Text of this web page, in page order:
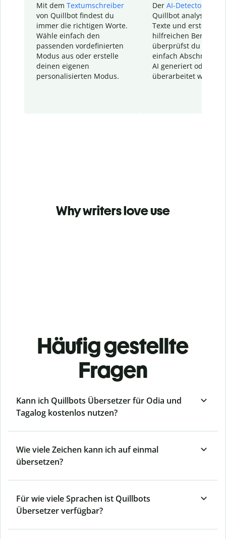
Mit dem Textumschreiber
von Quillbot findest du
immer die richtigen Worte.
Wähle einfach den
passenden vordefinierten
Modus aus oder erstelle
deinen eigenen
personalisierten Modus.
Der AI-Detector
Quillbot analysiert
Texte und erstellt
hilfreichen Bericht.
überprüfst du
einfach Abschnitte,
AI generiert oder
überarbeitet wurden.
Why writers love use
Häufig gestellte
Fragen
Kann ich Quillbots Übersetzer für Odia und
Tagalog kostenlos nutzen?
Wie viele Zeichen kann ich auf einmal
übersetzen?
Für wie viele Sprachen ist Quillbots
Übersetzer verfügbar?